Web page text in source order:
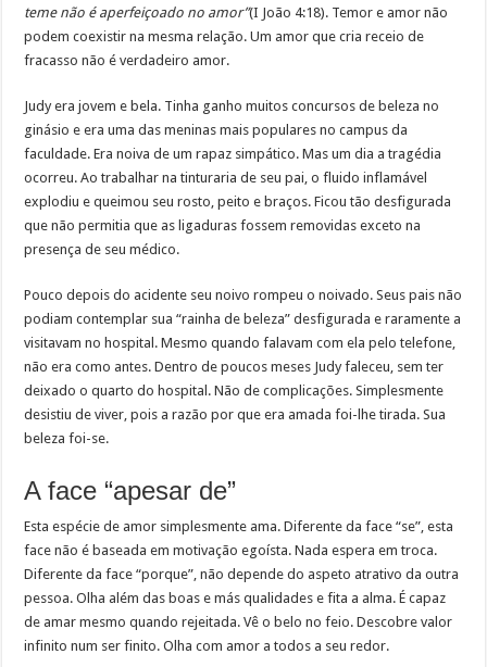
teme não é aperfeiçoado no amor”(I João 4:18). Temor e amor não
podem coexistir na mesma relação. Um amor que cria receio de
fracasso não é verdadeiro amor.
Judy era jovem e bela. Tinha ganho muitos concursos de beleza no
ginásio e era uma das meninas mais populares no campus da
faculdade. Era noiva de um rapaz simpático. Mas um dia a tragédia
ocorreu. Ao trabalhar na tinturaria de seu pai, o fluido inflamável
explodiu e queimou seu rosto, peito e braços. Ficou tão desfigurada
que não permitia que as ligaduras fossem removidas exceto na
presença de seu médico.
Pouco depois do acidente seu noivo rompeu o noivado. Seus pais não
podiam contemplar sua “rainha de beleza” desfigurada e raramente a
visitavam no hospital. Mesmo quando falavam com ela pelo telefone,
não era como antes. Dentro de poucos meses Judy faleceu, sem ter
deixado o quarto do hospital. Não de complicações. Simplesmente
desistiu de viver, pois a razão por que era amada foi-lhe tirada. Sua
beleza foi-se.
A face “apesar de”
Esta espécie de amor simplesmente ama. Diferente da face “se”, esta
face não é baseada em motivação egoísta. Nada espera em troca.
Diferente da face “porque”, não depende do aspeto atrativo da outra
pessoa. Olha além das boas e más qualidades e fita a alma. É capaz
de amar mesmo quando rejeitada. Vê o belo no feio. Descobre valor
infinito num ser finito. Olha com amor a todos a seu redor.